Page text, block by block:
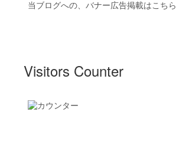
当ブログへの、バナー広告掲載はこちら
Visitors Counter